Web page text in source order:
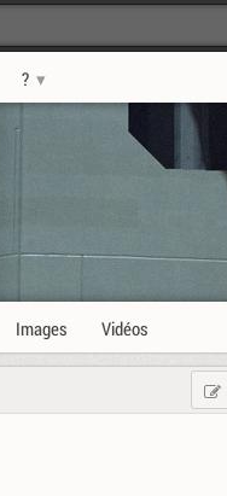
?
Images Vidéos